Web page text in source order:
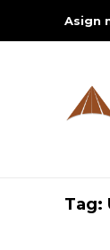
Asign
Tag: